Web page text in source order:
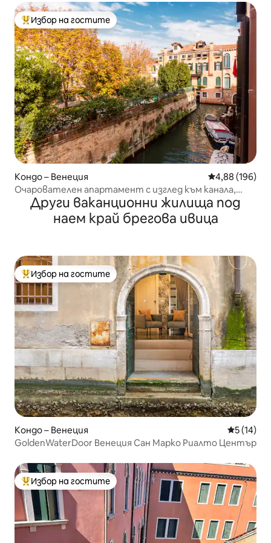
Най-популярен избор на гостите
Избор на гостите
Кондо – Венеция Средна
4,88 (196)
Очарователен апартамент с изглед към канала,
централна зона и WFH!
Други ваканционни жилища под
наем край брегова ивица
Най-популярен избор на гостите
Избор на гостите
Кондо – Венеция Средна
5 (14)
GoldenWaterDoor Венеция Сан Марко Риалто Център
Най-популярен избор на гостите
Избор на гостите